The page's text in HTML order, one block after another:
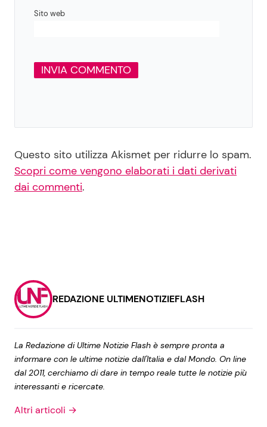
Sito web
Questo sito utilizza Akismet per ridurre lo spam.
Scopri come vengono elaborati i dati derivati
dai commenti.
REDAZIONE ULTIMENOTIZIEFLASH
La Redazione di Ultime Notizie Flash è sempre pronta a
informare con le ultime notizie dall'Italia e dal Mondo. On line
dal 2011, cerchiamo di dare in tempo reale tutte le notizie più
interessanti e ricercate.
Altri articoli →